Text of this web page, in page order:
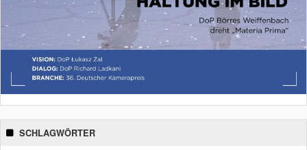
SCHLAGWÖRTER